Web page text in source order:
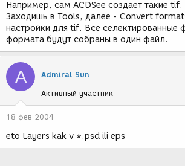
Например, сам ACDSee создает такие tif.
Заходишь в Tools, далее - Convert
настройки для tif. Все селектированные
формата будут собраны в один файл.
A Admiral Sun
Активный участник
18 фев 2004
eto Layers kak v *.psd ili eps